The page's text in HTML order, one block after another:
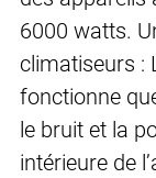
6000 watts.
climatiseurs :
fonctionne
le bruit et la
intérieure de